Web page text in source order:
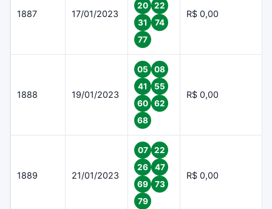
1887 17/01/2023
20
22
31
74
77
R$ 0,00
1888 19/01/2023
05
08
41
55
60
62
68
R$ 0,00
1889 21/01/2023
07
22
26
47
69
73
79
R$ 0,00